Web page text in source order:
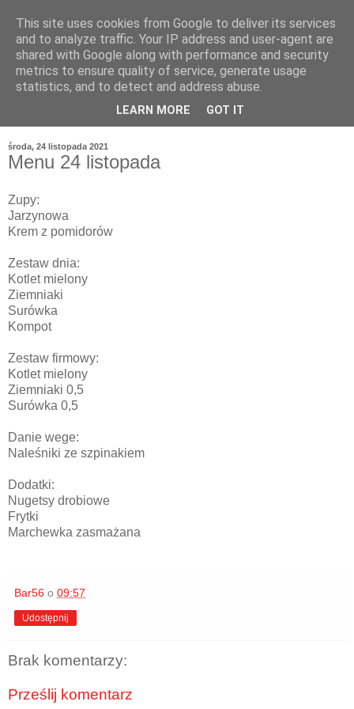
środa, 24 listopada 2021
Menu 24 listopada
Zupy:
Jarzynowa
Krem z pomidorów
Zestaw dnia:
Kotlet mielony
Ziemniaki
Surówka
Kompot
Zestaw firmowy:
Kotlet mielony
Ziemniaki 0,5
Surówka 0,5
Danie wege:
Naleśniki ze szpinakiem
Dodatki:
Nugetsy drobiowe
Frytki
Marchewka zasmażana
Bar56 o 09:57
Udostępnij
Brak komentarzy:
Prześlij komentarz
This site uses cookies from Google to deliver its services
and to analyze traffic. Your IP address and user-agent are
shared with Google along with performance and security
metrics to ensure quality of service, generate usage
statistics, and to detect and address abuse.
LEARN MORE GOT IT